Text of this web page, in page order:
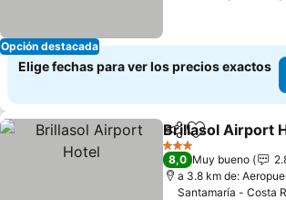
Opción destacada
Elige fechas para ver los precios exactos
CompartirAgregar a
Brillasol Airport
3 Estrellas
8,0 Muy bueno
a 3.8 km de:
Santamaría - Costa